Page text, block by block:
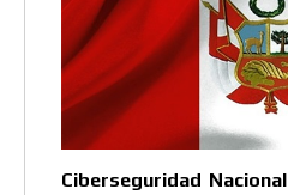
Ciberseguridad Nacional